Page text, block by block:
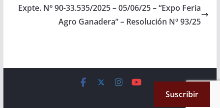
Expte. Nº 90-33.535/2025 – 05/06/25 – “Expo Feria
Agro Ganadera” – Resolución Nº 93/25
. All rights reserved.
by ThemeGrill. Powered byWordPress.
Suscribir